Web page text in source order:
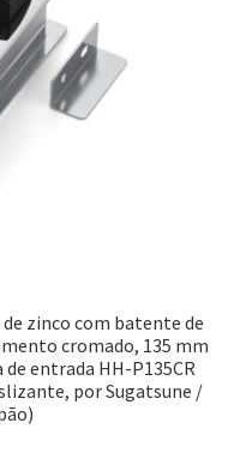
zinco com batente de
cromado, 135 mm
de entrada HH-P135CR
por Sugatsune /